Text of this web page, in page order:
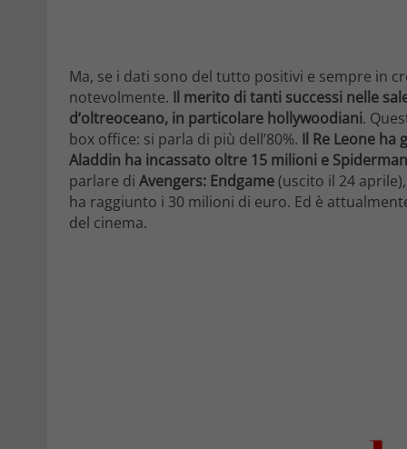
Ma, se i dati sono del tutto positivi e sempre in
notevolmente. Il merito di tanti successi nelle
d’oltreoceano, in particolare hollywoodiani.
box office: si parla di più dell’80%. Il Re Leone ha
Aladdin ha incassato oltre 15 milioni e
parlare di Avengers: Endgame(uscito il 24
ha raggiunto i 30 milioni di euro. Ed è
del cinema.